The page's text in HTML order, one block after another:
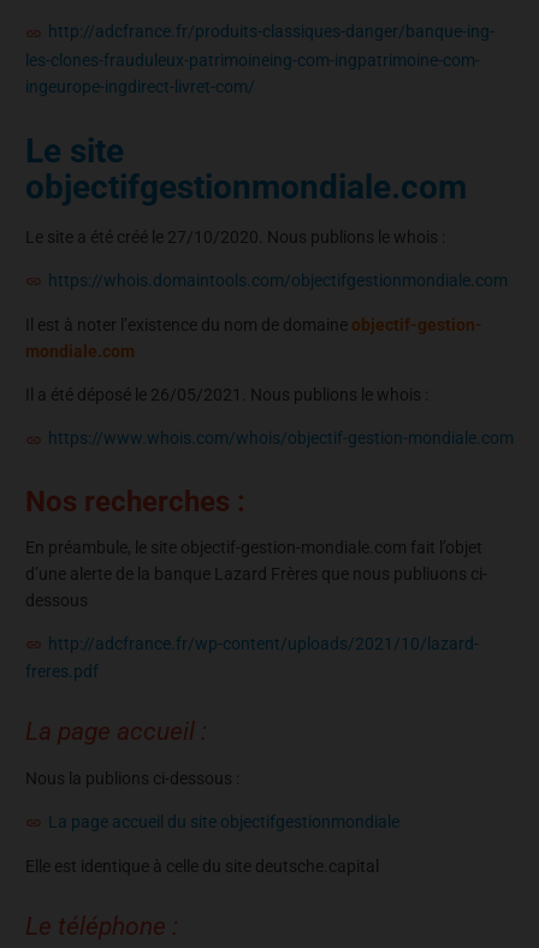
http://adcfrance.fr/produits-classiques-danger/banque-ing-
les-clones-frauduleux-patrimoineing-com-ingpatrimoine-com-
ingeurope-ingdirect-livret-com/
Le site
objectifgestionmondiale.com
Le site a été créé le 27/10/2020. Nous publions le whois :
https://whois.domaintools.com/objectifgestionmondiale.com
Il est à noter l’existence du nom de domaine objectif-gestion-
mondiale.com
Il a été déposé le 26/05/2021. Nous publions le whois :
https://www.whois.com/whois/objectif-gestion-mondiale.com
Nos recherches :
En préambule, le site objectif-gestion-mondiale.com fait l’objet
d’une alerte de la banque Lazard Frères que nous publiuons ci-
dessous
http://adcfrance.fr/wp-content/uploads/2021/10/lazard-
freres.pdf
La page accueil :
Nous la publions ci-dessous :
La page accueil du site objectifgestionmondiale
Elle est identique à celle du site deutsche.capital
Le téléphone :